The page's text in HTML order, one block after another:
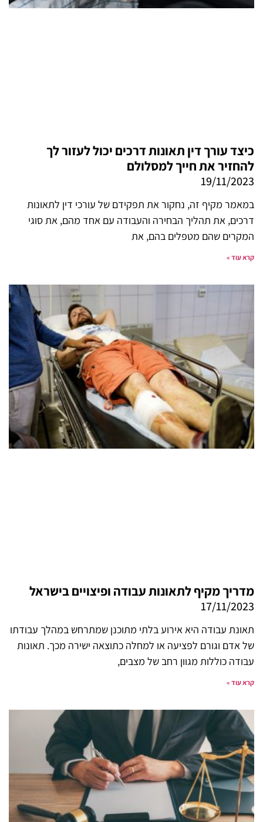
כיצד עורך דין תאונות דרכים יכול לעזור לך
להחזיר את חייך למסלולם
19/11/2023
במאמר מקיף זה, נחקור את תפקידם של עורכי דין לתאונות
דרכים, את תהליך הבחירה והעבודה עם אחד מהם, את סוגי
המקרים שהם מטפלים בהם, את
קרא עוד »
מדריך מקיף לתאונות עבודה ופיצויים בישראל
17/11/2023
תאונת עבודה היא אירוע בלתי מתוכנן שמתרחש במהלך עבודתו
של אדם וגורם לפציעה או למחלה כתוצאה ישירה מכך. תאונות
עבודה כוללות מגוון רחב של מצבים,
קרא עוד »